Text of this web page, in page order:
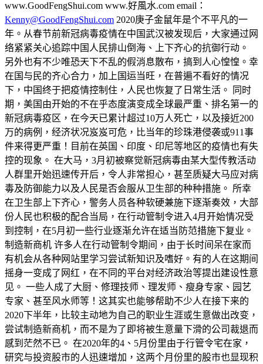
www.GoodFengShui.com www.好風水.com email：
Kenny@GoodFengShui.com 2020庚子金鼠年是个不平凡的一
年。从春节前新冠病毒疫情在中国武汉被发现后，大家通过网
络紧紧关心追踪中国人民排山倒海、上下齐心的抗御行动。
另外也有不少唯恐天下不乱的假消息散布，搞到人心惶惶。幸
在国与民的齐心合力，加上国运当旺，在普遍不看好的情况
下，中国终于把疫情控制住，人民也恢复了日常生活。 同时
期，美国由开始的不在乎态度演变成全球最严重、排名第一的
新冠病毒疫区，在今天已累计超过10万人死亡，以及接近200
万的病例，经济状况岌岌可危，比当年的珍珠港侵袭或911事
件来得更严重！目前在英国、印度、印尼等地区的疫情也有失
控的现象。 在大马，3月初被察觉新冠病毒由某大型传教活动
人群里开始迅速传开后，令人非常担心，甚至质疑大马应对病
毒及防御能力以及人民是否会服从卫生部的种种措施。 所幸
在卫生部上下齐心，警务人员各种软硬兼施下逐渐奏效，大部
份人民也积极的配合当局，在行动管制令进入4月开始情况受
到控制，在5月初一些行业逐渐允许在适当防范措施下复业。
制造新商机 许多人在行动管制令期间，由于长时间呆在家而
有机会从各种网站里学习尝试新知识及嗜好。有的人在这期间
摇身一变成了网红，在不同的平台对经济政治等提出建设性意
见。 一些人成了大厨、修理技师、理发师、瘦身专家、园艺
专家、甚至风水师等！这其实也能够帮助不少人在接下来的
2020下半年，比较主动地为自己的职业生涯或生意做出改变，
尝试制造新商机，而不是为了即将被生意量下滑的公司裁退而
感到茫然不已。 在2020年的4、5月份里由于行管令宅在家，
研究与投资股市的人迅速增加，这两个月份里的股市也显现积